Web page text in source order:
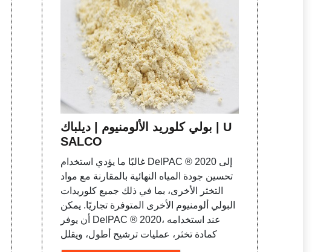
بولي كلوريد الألومنيوم | ديلباك | U
SALCO
غالبًا ما يؤدي استخدام DelPAC ® 2020 إلى
تحسين جودة المياه النهائية بالمقارنة مع مواد
التخثر الأخرى، بما في ذلك جميع كلوريدات
البولي ألومنيوم الأخرى المتوفرة تجاريًا. يمكن
أن يوفر DelPAC ® 2020، عند استخدامه
كمادة تخثر، عمليات ترشيح أطول، ويقلل